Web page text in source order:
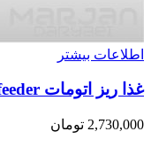
اطلاعات بیشتر
غذا ریز اتومات autofeeder برند EHEIM
2,730,000 تومان